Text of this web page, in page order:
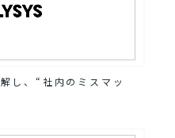
し、“社内のミスマッ